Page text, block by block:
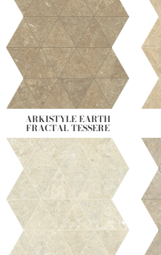
ARKISTYLE EARTH
FRACTAL TESSERE